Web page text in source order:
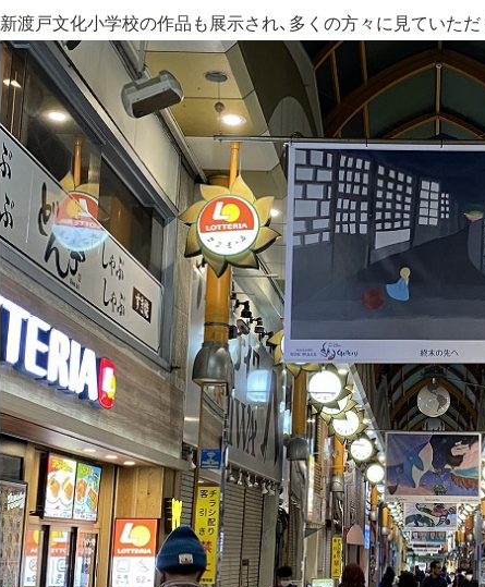
新渡戸文化小学校の作品も展示され、多くの方々に見ていただ